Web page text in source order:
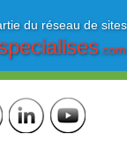
du réseau de
.com